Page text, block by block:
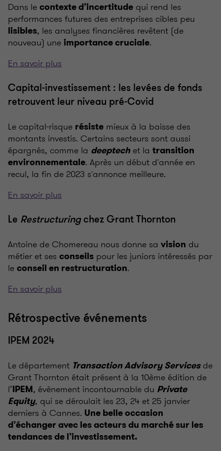
Dans le contexte d’incertitude qui rend les
performances futures des entreprises cibles peu
lisibles, les analyses financières revêtent (de
nouveau) une importance cruciale.
En savoir plus
Capital-investissement : les levées de fonds
retrouvent leur niveau pré-Covid
Le capital-risque résiste mieux à la baisse des
montants investis. Certains secteurs sont aussi
épargnés, comme la deeptech et la transition
environnementale. Après un début d'année en
recul, la fin de 2023 s'annonce meilleure.
En savoir plus
Le Restructuringchez Grant Thornton
Antoine de Chomereau nous donne sa vision du
métier et ses conseils pour les juniors intéressés par
le conseil en restructuration.
En savoir plus
Rétrospective événements
IPEM 2024
Le département Transaction Advisory Servicesde
Grant Thornton était présent à la 10ème édition de
l’IPEM, évènement incontournable du Private
Equity, qui se déroulait les 23, 24 et 25 janvier
derniers à Cannes. Une belle occasion
d’échanger avec les acteurs du marché sur les
tendances de l’investissement.